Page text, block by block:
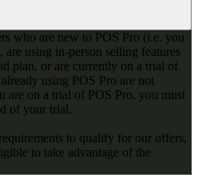
who are new to POS Pro (i.e. you
using in-person selling features
plan, or are currently on a trial of
using POS Pro are not
are on a trial of POS Pro, you must
of your trial.
to qualify for our offers,
to take advantage of the